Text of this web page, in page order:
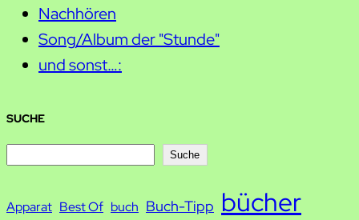
Nachhören
Song/Album der "Stunde"
und sonst…:
SUCHE
c
Suche
Apparat Best Of buch Buch-Tipp bücher